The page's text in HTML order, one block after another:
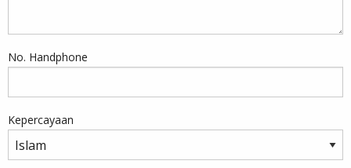
No. Handphone
Kepercayaan